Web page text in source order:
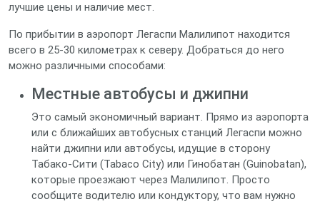
лучшие цены и наличие мест.
По прибытии в аэропорт Легаспи Малилипот находится
всего в 25-30 километрах к северу. Добраться до него
можно различными способами:
Местные автобусы и джипни
Это самый экономичный вариант. Прямо из аэропорта
или с ближайших автобусных станций Легаспи можно
найти джипни или автобусы, идущие в сторону
Табако-Сити (Tabaco City) или Гинобатан (Guinobatan),
которые проезжают через Малилипот. Просто
сообщите водителю или кондуктору, что вам нужно